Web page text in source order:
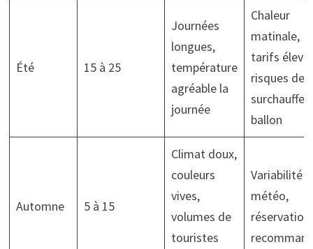
Été 15 à 25
Journées
longues,
température
agréable la
journée
Chaleur
matinale,
tarifs
risques de
surchauffe
ballon
Automne 5 à 15
Climat doux,
couleurs
vives,
volumes de
touristes
Variabilité
météo,
réservation